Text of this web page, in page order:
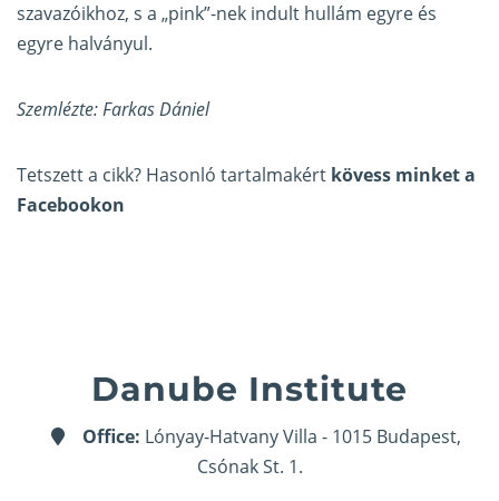
szavazóikhoz, s a „pink”-nek indult hullám egyre és
egyre halványul.
Szemlézte: Farkas Dániel
Tetszett a cikk? Hasonló tartalmakért kövess minket a
Facebookon
Danube Institute
Office: Lónyay-Hatvany Villa - 1015 Budapest,
Csónak St. 1.